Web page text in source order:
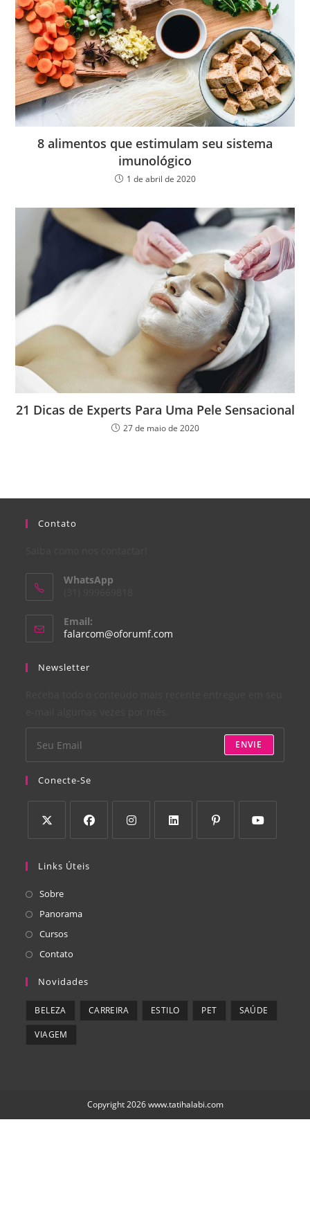
8 alimentos que estimulam seu sistema
imunológico
1 de abril de 2020
21 Dicas de Experts Para Uma Pele Sensacional
27 de maio de 2020
Contato
WhatsApp
Email:
falarcom@oforumf.com
Newsletter
ENVIE
Conecte-Se
Links Úteis
Sobre
Panorama
Cursos
Contato
Novidades
BELEZA CARREIRA ESTILO PET SAÚDE
VIAGEM
Copyright 2026www.tatihalabi.com